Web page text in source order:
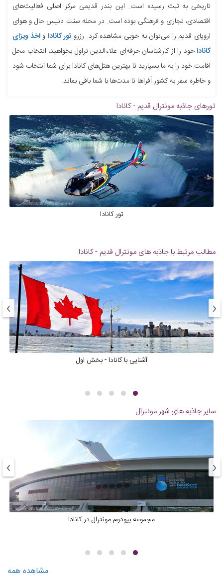
تاریخی به ثبت رسیده است. این بندر قدیمی مرکز اصلی فعالیت‌های
اقتصادی، تجاری و فرهنگی بوده است. در محله سنت دنیس حال و هوای
اروپای قدیم را می‌توان به خوبی مشاهده کرد. رزرو تور کانادا واخذ ویزای
کاناداخود را از کارشناسان حرفه‌ای علاءالدین تراول بخواهید، انتخاب محل
اقامت خود را به ما بسپارید تا بهترین هتل‌های کانادا برای شما انتخاب شود
و خاطره سفر به کشور اَفراها تا مدت‌ها با شما باقی بماند.
تورهای جاذبه مونترال قدیم - کانادا
تور کانادا
مطالب مرتبط با جاذبه های مونترال قدیم - کانادا
آشنایی با کانادا - بخش اول
‹
›
سایر جاذبه های شهرمونترال
مجموعه بیودوم مونترال در کانادا
‹
›
مشاهده همه